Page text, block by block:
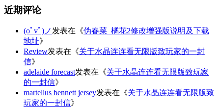
近期评论
(oﾟvﾟ)ノ 发表在《伪春菜_橘花2修改增强版说明及下载
地址》
Review发表在《关于水晶连连看无限版致玩家的一封
信》
adelaide forecast发表在《关于水晶连连看无限版致玩家
的一封信》
martellus bennett jersey发表在《关于水晶连连看无限版致
玩家的一封信》